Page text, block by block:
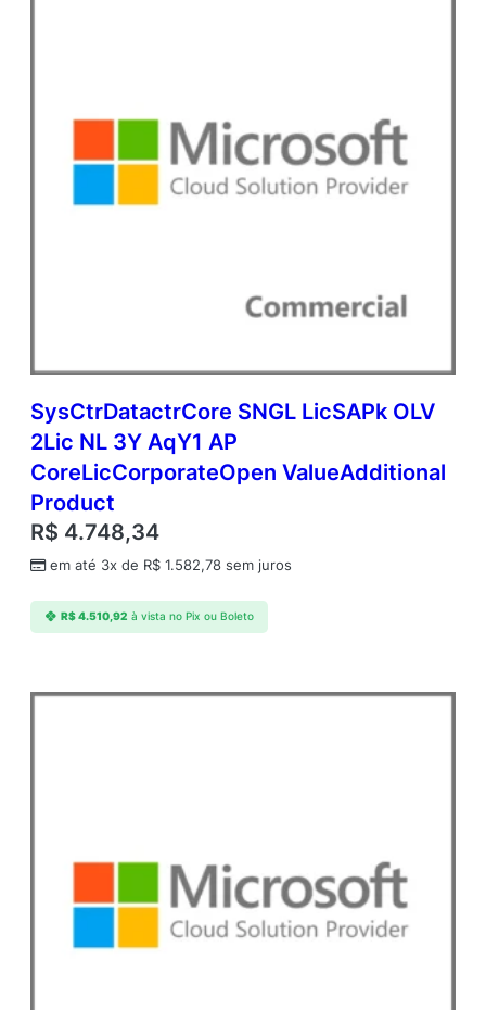
SysCtrDatactrCore SNGL LicSAPk OLV
2Lic NL 3Y AqY1 AP
CoreLicCorporateOpen ValueAdditional
Product
R$ 4.748,34
em até 3x de R$ 1.582,78 sem juros
R$4.510,92 à vista no Pix ou Boleto